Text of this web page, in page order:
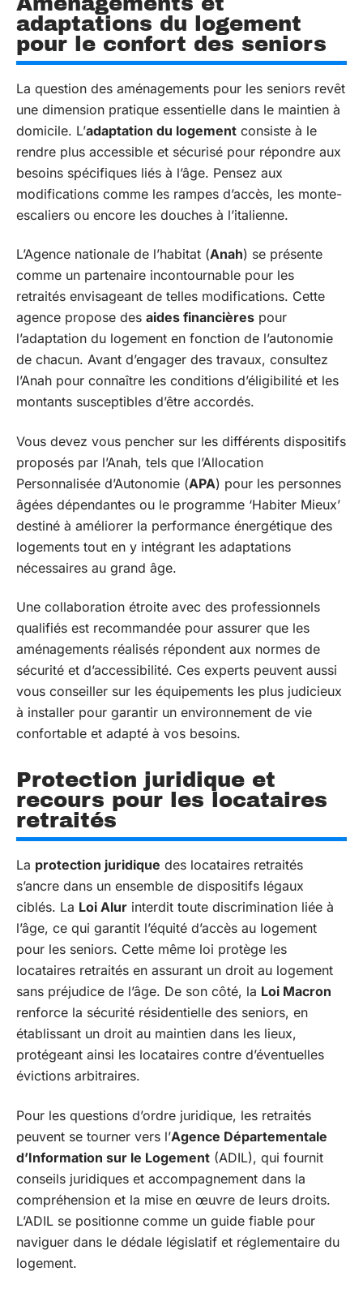
adaptations du logement
pour le confort des seniors
La question des aménagements pour les seniors revêt
une dimension pratique essentielle dans le maintien à
domicile. L’adaptation du logement consiste à le
rendre plus accessible et sécurisé pour répondre aux
besoins spécifiques liés à l’âge. Pensez aux
modifications comme les rampes d’accès, les monte-
escaliers ou encore les douches à l’italienne.
L’Agence nationale de l’habitat (Anah) se présente
comme un partenaire incontournable pour les
retraités envisageant de telles modifications. Cette
agence propose des aides financières pour
l’adaptation du logement en fonction de l’autonomie
de chacun. Avant d’engager des travaux, consultez
l’Anah pour connaître les conditions d’éligibilité et les
montants susceptibles d’être accordés.
Vous devez vous pencher sur les différents dispositifs
proposés par l’Anah, tels que l’Allocation
Personnalisée d’Autonomie (APA) pour les personnes
âgées dépendantes ou le programme ‘Habiter Mieux’
destiné à améliorer la performance énergétique des
logements tout en y intégrant les adaptations
nécessaires au grand âge.
Une collaboration étroite avec des professionnels
qualifiés est recommandée pour assurer que les
aménagements réalisés répondent aux normes de
sécurité et d’accessibilité. Ces experts peuvent aussi
vous conseiller sur les équipements les plus judicieux
à installer pour garantir un environnement de vie
confortable et adapté à vos besoins.
Protection juridique et
recours pour les locataires
retraités
La protection juridique des locataires retraités
s’ancre dans un ensemble de dispositifs légaux
ciblés. La Loi Alur interdit toute discrimination liée à
l’âge, ce qui garantit l’équité d’accès au logement
pour les seniors. Cette même loi protège les
locataires retraités en assurant un droit au logement
sans préjudice de l’âge. De son côté, la Loi Macron
renforce la sécurité résidentielle des seniors, en
établissant un droit au maintien dans les lieux,
protégeant ainsi les locataires contre d’éventuelles
évictions arbitraires.
Pour les questions d’ordre juridique, les retraités
peuvent se tourner vers l’Agence Départementale
d’Information sur le Logement (ADIL), qui fournit
conseils juridiques et accompagnement dans la
compréhension et la mise en œuvre de leurs droits.
L’ADIL se positionne comme un guide fiable pour
naviguer dans le dédale législatif et réglementaire du
logement.